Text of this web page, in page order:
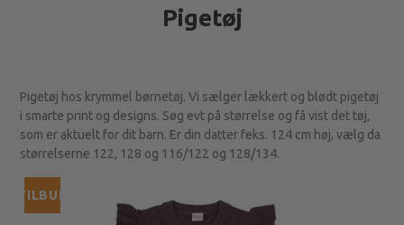
Pigetøj
Pigetøj hos krymmel børnetøj. Vi sælger lækkert og blødt pigetøj
i smarte print og designs. Søg evt på størrelse og få vist det tøj,
som er aktuelt for dit barn. Er din datter feks. 124 cm høj, vælg da
størrelserne 122, 128 og 116/122 og 128/134.
TILBUD